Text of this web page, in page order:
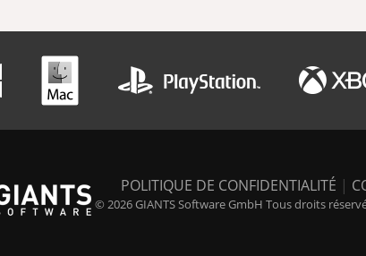
POLITIQUE DE CONFIDENTIALITÉ |
© 2026 GIANTS Software GmbH Tous droits